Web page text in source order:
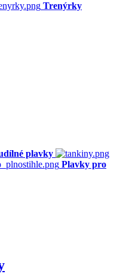
Trenýrky
plavky
Plavky pro